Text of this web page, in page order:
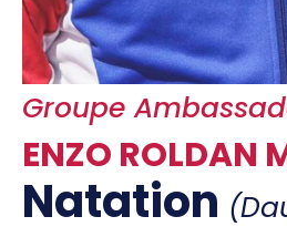
Offre d'emploi
Financement
Institutions
Haut Niveau
Vie Associative
Divers
Groupe
ENZO ROLDAN
Natation